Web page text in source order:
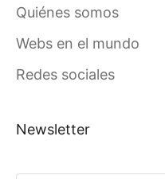
Quiénes somos
Webs en el mundo
Redes sociales
Newsletter